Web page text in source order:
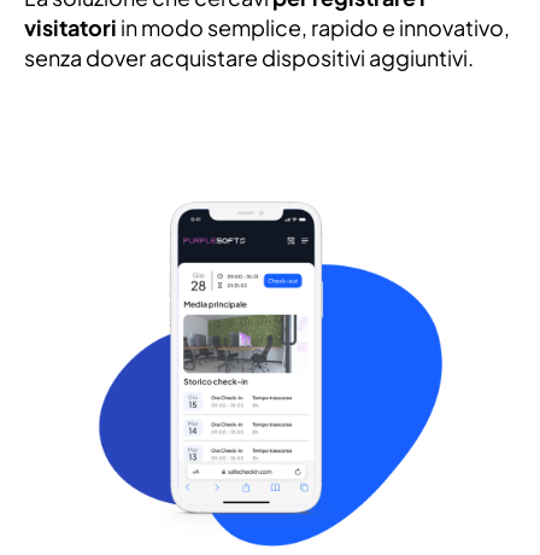
visitatori in modo semplice, rapido e innovativo,
senza dover acquistare dispositivi aggiuntivi.